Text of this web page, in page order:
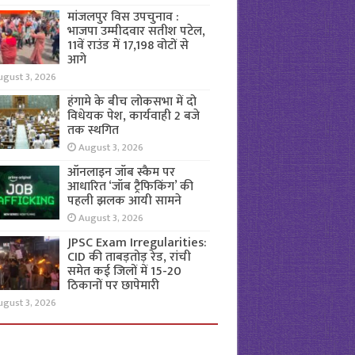
मांजलपुर विस उपचुनाव :
भाजपा उम्मीदवार सतीश पटेल,
11वें राउंड में 17,198 वोटों से
आगे
3, 2026
हंगामे के बीच लोकसभा में दो
विधेयक पेश, कार्यवाही 2 बजे
तक स्थगित
August 3, 2026
ऑनलाइन जॉब स्कैम पर
आधारित ‘जॉब ट्रैफिकिंग’ की
पहली झलक आयी सामने
August 3, 2026
JPSC Exam Irregularities:
CID की ताबड़तोड़ रेड, रांची
समेत कई जिलों में 15-20
ठिकानों पर छापेमारी
3, 2026